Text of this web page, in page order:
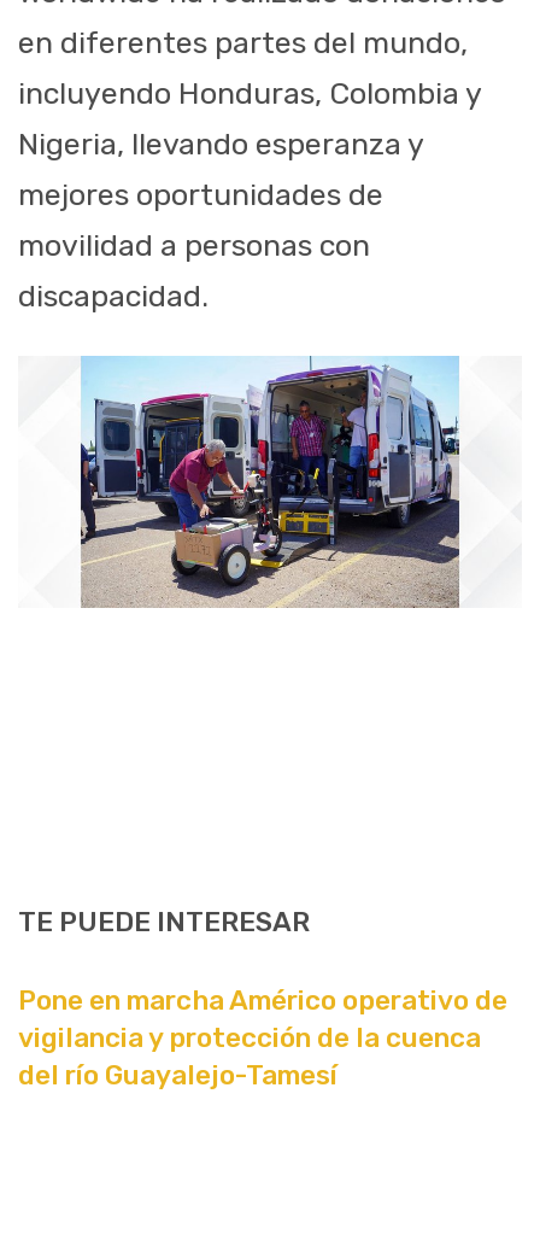
en diferentes partes del mundo,
incluyendo Honduras, Colombia y
Nigeria, llevando esperanza y
mejores oportunidades de
movilidad a personas con
discapacidad.
TE PUEDE INTERESAR
Pone en marcha Américo operativo de
vigilancia y protección de la cuenca
del río Guayalejo-Tamesí